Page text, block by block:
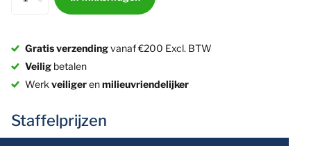
Gratis verzendingvanaf €200 Excl. BTW
Veilig betalen
Werk veiligerenmilieuvriendelijker
Staffelprijzen